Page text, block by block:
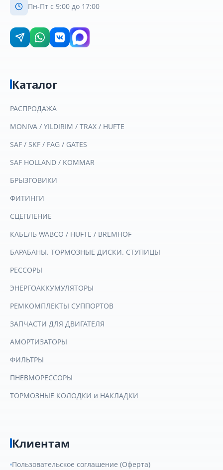
Пн-Пт с 9:00 до 17:00
Каталог
РАСПРОДАЖА
MONIVA / YILDIRIM / TRAX / HUFTE
SAF / SKF / FAG / GATES
SAF HOLLAND / KOMMAR
БРЫЗГОВИКИ
ФИТИНГИ
СЦЕПЛЕНИЕ
КАБЕЛЬ WABCO / HUFTE / BREMHOF
БАРАБАНЫ. ТОРМОЗНЫЕ ДИСКИ. СТУПИЦЫ
РЕССОРЫ
ЭНЕРГОАККУМУЛЯТОРЫ
РЕМКОМПЛЕКТЫ СУППОРТОВ
ЗАПЧАСТИ ДЛЯ ДВИГАТЕЛЯ
АМОРТИЗАТОРЫ
ФИЛЬТРЫ
ПНЕВМОРЕССОРЫ
ТОРМОЗНЫЕ КОЛОДКИ и НАКЛАДКИ
Клиентам
Пользовательское соглашение (Оферта)